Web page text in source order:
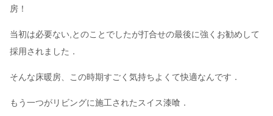
房！
当初は必要ない,とのことでしたが打合せの最後に強くお勧めして
採用されました．
そんな床暖房、この時期すごく気持ちよくて快適なんです．
もう一つがリビングに施工されたスイス漆喰．